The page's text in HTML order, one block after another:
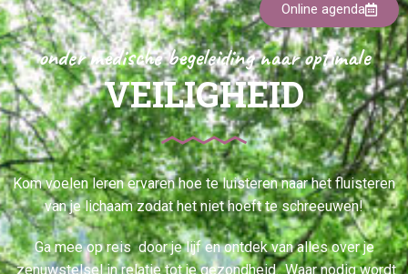
Online agenda
onder medische begeleiding naar optimale
VEILIGHEID
Kom voelen leren ervaren hoe te luisteren naar het fluisteren
van je lichaam zodat het niet hoeft te schreeuwen!
Ga mee op reis door je lijf en ontdek van alles over je
zenuwstelsel in relatie tot je gezondheid.. Waar nodig wordt